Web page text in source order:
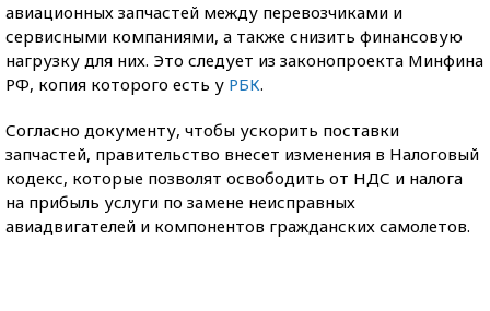
авиационных запчастей между перевозчиками и
сервисными компаниями, а также снизить финансовую
нагрузку для них. Это следует из законопроекта Минфина
РФ, копия которого есть у РБК.
Согласно документу, чтобы ускорить поставки
запчастей, правительство внесет изменения в Налоговый
кодекс, которые позволят освободить от НДС и налога
на прибыль услуги по замене неисправных
авиадвигателей и компонентов гражданских самолетов.